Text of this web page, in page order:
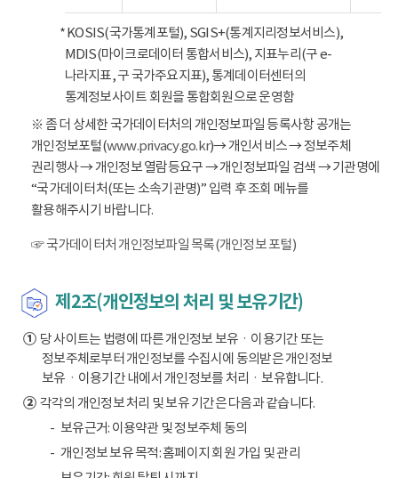
* KOSIS(국가통계포털), SGIS+(통계지리정보서비스),
MDIS(마이크로데이터 통합서비스), 지표누리(구 e-
나라지표, 구 국가주요지표), 통계데이터센터의
통계정보사이트 회원을 통합회원으로 운영함
※ 좀 더 상세한 국가데이터처의 개인정보파일 등록사항 공개는
개인정보포털(www.privacy.go.kr)→ 개인서비스 → 정보주체
권리행사 → 개인정보 열람등요구 → 개인정보파일 검색 → 기관명에
“국가데이터처(또는 소속기관명)” 입력 후 조회 메뉴를
활용해주시기 바랍니다.
☞ 국가데이터처 개인정보파일 목록(개인정보 포털)
제2조(개인정보의 처리 및 보유기간)
①당 사이트는 법령에 따른 개인정보 보유ㆍ이용기간 또는
정보주체로부터 개인정보를 수집시에 동의받은 개인정보
보유ㆍ이용기간 내에서 개인정보를 처리ㆍ보유합니다.
②각각의 개인정보 처리 및 보유 기간은 다음과 같습니다.
보유근거: 이용약관 및 정보주체 동의
개인정보 보유 목적: 홈페이지 회원 가입 및 관리